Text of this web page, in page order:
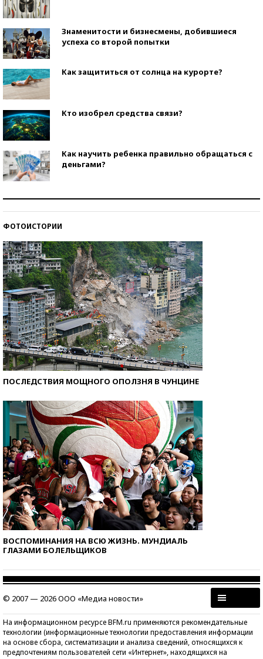
Знаменитости и бизнесмены, добившиеся
успеха со второй попытки
Как защититься от солнца на курорте?
Кто изобрел средства связи?
Как научить ребенка правильно обращаться с
деньгами?
ФОТОИСТОРИИ
ПОСЛЕДСТВИЯ МОЩНОГО ОПОЛЗНЯ В ЧУНЦИНЕ
ВОСПОМИНАНИЯ НА ВСЮ ЖИЗНЬ. МУНДИАЛЬ
ГЛАЗАМИ БОЛЕЛЬЩИКОВ
© 2007 — 2026 ООО «Медиа новости»
На информационном ресурсе BFM.ru применяются рекомендательные
технологии (информационные технологии предоставления информации
на основе сбора, систематизации и анализа сведений, относящихся к
предпочтениям пользователей сети «Интернет», находящихся на